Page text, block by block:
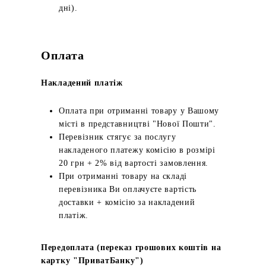
дні).
Оплата
Накладений платіж
Оплата при отриманні товару у Вашому
місті в представництві "Нової Пошти".
Перевізник стягує за послугу
накладеного платежу комісію в розмірі
20 грн + 2% від вартості замовлення.
При отриманні товару на складі
перевізника Ви оплачуєте вартість
доставки + комісію за накладений
платіж.
Передоплата (переказ грошових коштів на
картку "ПриватБанку")